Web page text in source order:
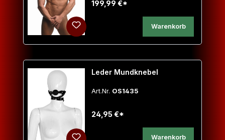
199,99 €*
Warenkorb
Leder Mundknebel
Art.Nr. OS1435
24,95 €*
Warenkorb